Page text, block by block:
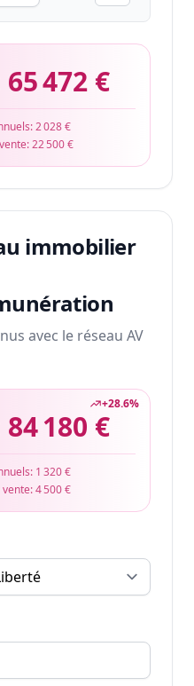
65 472 €
2 028 €
22 500 €
immobilier
avec le réseau AV
+28.6%
84 180 €
1 320 €
vente:4 500 €